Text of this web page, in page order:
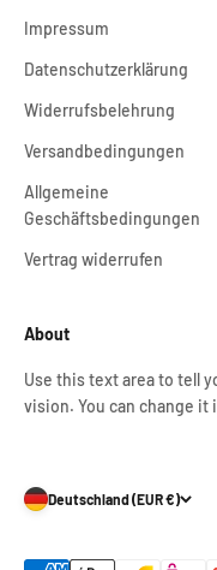
Impressum
Datenschutzerklärung
Widerrufsbelehrung
Versandbedingungen
Allgemeine
Geschäftsbedingungen
Vertrag widerrufen
About
Use this text area to tell
vision. You can change
Deutschland (EUR €)